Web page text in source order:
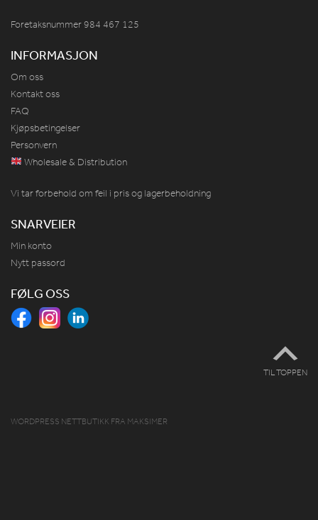
Foretaksnummer 984 467 125
INFORMASJON
Om oss
Kontakt oss
FAQ
Kjøpsbetingelser
Personvern
Wholesale & Distribution
Vi tar forbehold om feil i pris og lagerbeholdning
SNARVEIER
Min konto
Nytt passord
FØLG OSS
TIL TOPPEN
WORDPRESS NETTBUTIKK FRA MAKSIMER